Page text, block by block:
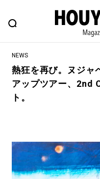
FEATURE
ヒップなファッション、カ
#NEW VINTAGE #
#路地裏てぃーん。
#GH 銘品の所以 #
NEWS
熱狂を再び。ヌジャ
アップツアー、2nd
ト。